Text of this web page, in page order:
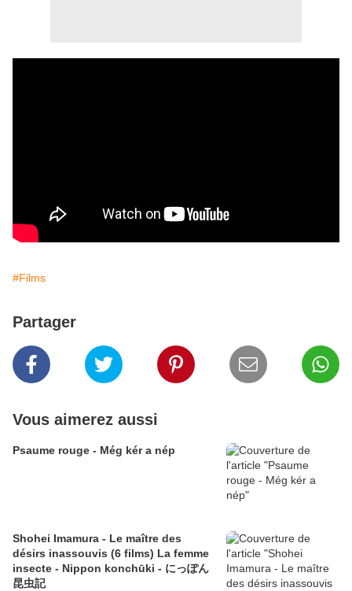
#Films
Partager
Vous aimerez aussi
Psaume rouge - Még kér a nép
Shohei Imamura - Le maître des
désirs inassouvis (6 films) La femme
insecte - Nippon konchūki - にっぽん
昆虫記